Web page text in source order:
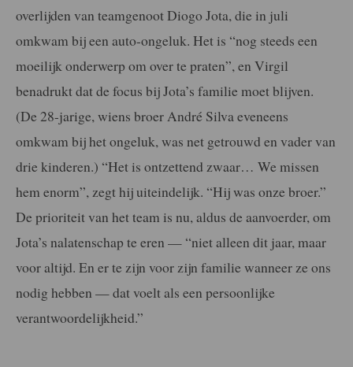
overlijden van teamgenoot Diogo Jota, die in juli
omkwam bij een auto-ongeluk. Het is “nog steeds een
moeilijk onderwerp om over te praten”, en Virgil
benadrukt dat de focus bij Jota’s familie moet blijven.
(De 28-jarige, wiens broer André Silva eveneens
omkwam bij het ongeluk, was net getrouwd en vader van
drie kinderen.) “Het is ontzettend zwaar… We missen
hem enorm”, zegt hij uiteindelijk. “Hij was onze broer.”
De prioriteit van het team is nu, aldus de aanvoerder, om
Jota’s nalatenschap te eren — “niet alleen dit jaar, maar
voor altijd. En er te zijn voor zijn familie wanneer ze ons
nodig hebben — dat voelt als een persoonlijke
verantwoordelijkheid.”